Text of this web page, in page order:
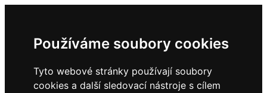
Používáme soubory cookies
Tyto webové stránky používají soubory
cookies a další sledovací nástroje s cílem